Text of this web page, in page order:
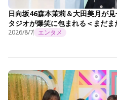
日向坂46森本茉莉＆大田美月が
タジオが爆笑に包まれる＜まだ
2026/8/7 エンタメ